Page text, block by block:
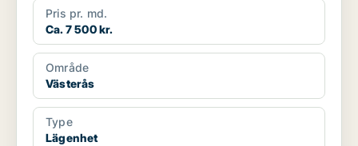
Pris pr. md.
Ca. 7 500 kr.
Område
Västerås
Type
Lägenhet